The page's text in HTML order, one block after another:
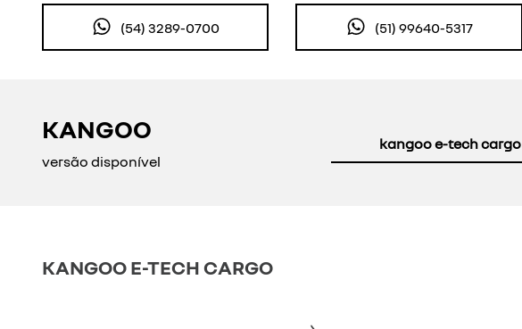
(54) 3289-0700 (51) 99640-5317
KANGOO
versão disponível
kangoo e-tech cargo
KANGOO E-TECH CARGO